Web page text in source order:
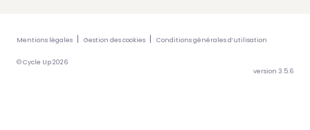
Mentions légales Gestion des cookies Conditions générales d’utilisation
© Cycle Up 2026
version 3.5.6